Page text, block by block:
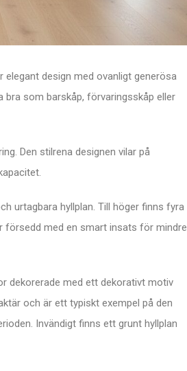
design med ovanligt generösa
bra som barskåp, förvaringsskåp eller
Den stilrena designen vilar på
urtagbara hyllplan. Till höger finns fyra
försedd med en smart insats för mindre
dekorerade med ett dekorativt motiv
och är ett typiskt exempel på den
Invändigt finns ett grunt hyllplan